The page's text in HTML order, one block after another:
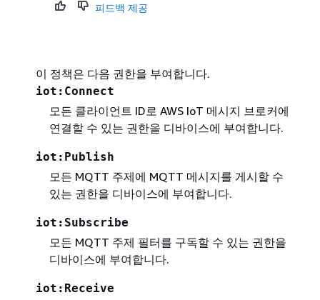
피드백 제공
이 정책은 다음 권한을 부여합니다.
iot:Connect
모든 클라이언트 ID로 AWS IoT 메시지 브로커에
연결할 수 있는 권한을 디바이스에 부여합니다.
iot:Publish
모든 MQTT 주제에 MQTT 메시지를 게시할 수
있는 권한을 디바이스에 부여합니다.
iot:Subscribe
모든 MQTT 주제 필터를 구독할 수 있는 권한을
디바이스에 부여합니다.
iot:Receive